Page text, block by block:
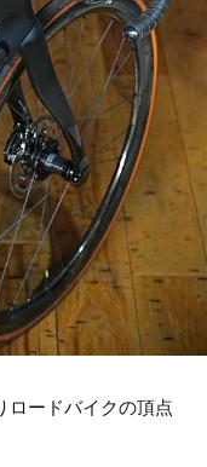
ロードバイクの頂点